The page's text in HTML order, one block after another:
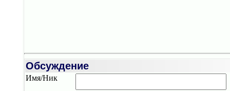
Обсуждение
Имя/Ник